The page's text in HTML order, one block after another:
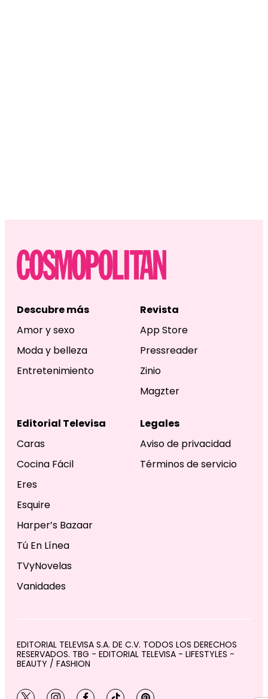
Descubre más
Amor y sexo
Moda y belleza
Entretenimiento
Revista
App Store
Pressreader
Zinio
Magzter
Editorial Televisa
Caras
Cocina Fácil
Eres
Esquire
Harper’s Bazaar
Tú En Línea
TVyNovelas
Vanidades
Legales
Aviso de privacidad
Términos de servicio
EDITORIAL TELEVISA S.A. DE C.V. TODOS LOS DERECHOS
RESERVADOS. TBG - EDITORIAL TELEVISA - LIFESTYLES -
BEAUTY / FASHION